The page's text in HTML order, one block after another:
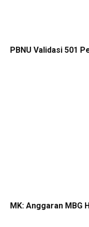
PBNU Validasi 501
MK: Anggaran MBG